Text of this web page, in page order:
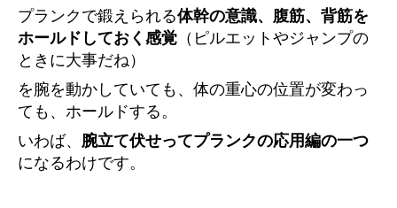
プランクで鍛えられる体幹の意識、腹筋、背筋を
ホールドしておく感覚 （ピルエットやジャンプの
ときに大事だね）
を腕を動かしていても、体の重心の位置が変わっ
ても、ホールドする。
いわば、 腕立て伏せってプランクの応用編の一つ
になるわけです。